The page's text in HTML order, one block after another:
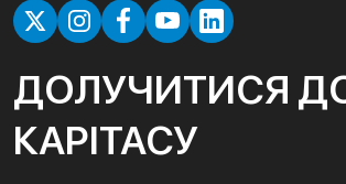
ДОЛУЧИТИСЯ
КАРІТАСУ